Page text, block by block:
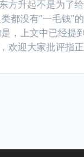
升起不是为了
都没有“一毛钱”
，上文中已经提
迎大家批评指正